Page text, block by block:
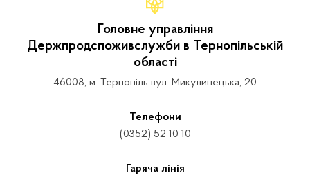
Головне управління
Держпродспоживслужби в Тернопільській
області
46008, м. Тернопіль вул. Микулинецька, 20
Телефони
(0352) 52 10 10
Гаряча лінія